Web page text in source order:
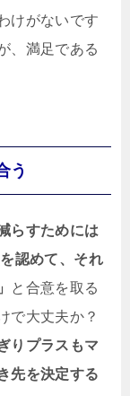
けがないです
、満足である
う
らすためには
認めて、それ
と合意を取る
で大丈夫か？
りプラスもマ
先を決定する